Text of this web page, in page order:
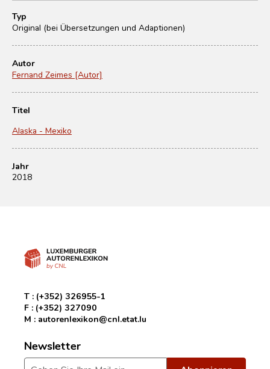
Typ
Original (bei Übersetzungen und Adaptionen)
Autor
Fernand Zeimes [Autor]
Titel
Alaska - Mexiko
Jahr
2018
T : (+352) 326955-1
F : (+352) 327090
M : autorenlexikon@cnl.etat.lu
Newsletter